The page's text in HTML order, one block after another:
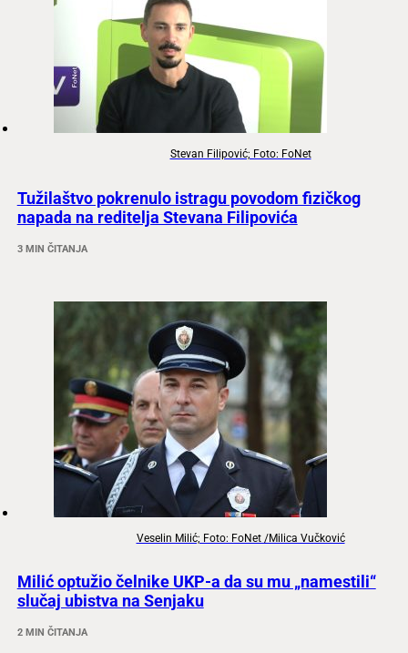
Stevan Filipović; Foto: FoNet
Tužilaštvo pokrenulo istragu povodom fizičkog
napada na reditelja Stevana Filipovića
3 MIN ČITANJA
Veselin Milić; Foto: FoNet /Milica Vučković
Milić optužio čelnike UKP-a da su mu „namestili“
slučaj ubistva na Senjaku
2 MIN ČITANJA